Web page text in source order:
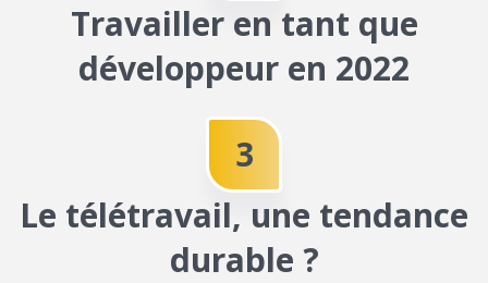
O
Travailler en tant que
développeur en 2022
3
Le télétravail, une tendance
durable ?